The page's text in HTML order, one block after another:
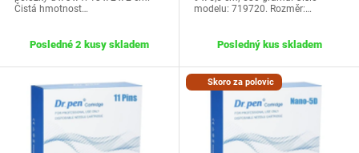
Čistá hmotnost…
Posledné 2 kusy skladem
modelu: 719720. Rozměr:…
Posledný kus skladem
Skoro za polovic